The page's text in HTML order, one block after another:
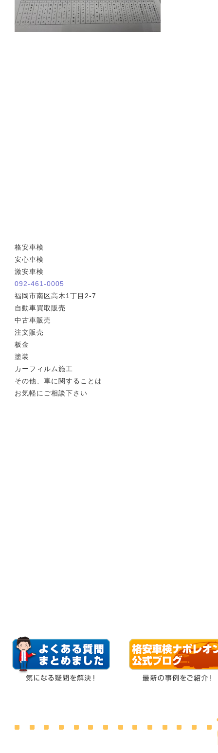
格安車検
安心車検
激安車検
092-461-0005
福岡市南区高木1丁目2-7
自動車買取販売
中古車販売
注文販売
板金
塗装
カーフィルム施工
その他、車に関することは
お気軽にご相談下さい